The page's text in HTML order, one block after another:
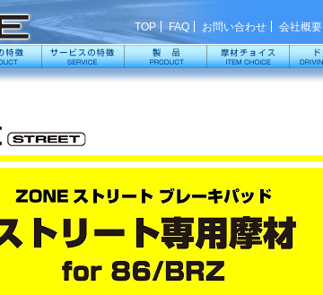
TOP FAQ お問い合わせ 会社概要